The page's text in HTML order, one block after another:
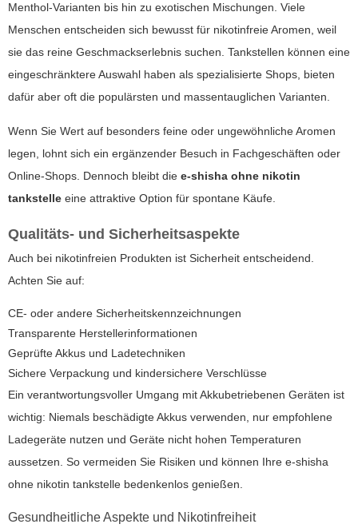
Menthol-Varianten bis hin zu exotischen Mischungen. Viele
Menschen entscheiden sich bewusst für nikotinfreie Aromen, weil
sie das reine Geschmackserlebnis suchen. Tankstellen können eine
eingeschränktere Auswahl haben als spezialisierte Shops, bieten
dafür aber oft die populärsten und massentauglichen Varianten.
Wenn Sie Wert auf besonders feine oder ungewöhnliche Aromen
legen, lohnt sich ein ergänzender Besuch in Fachgeschäften oder
Online-Shops. Dennoch bleibt die e-shisha ohne nikotin
tankstelle eine attraktive Option für spontane Käufe.
Qualitäts- und Sicherheitsaspekte
Auch bei nikotinfreien Produkten ist Sicherheit entscheidend.
Achten Sie auf:
CE- oder andere Sicherheitskennzeichnungen
Transparente Herstellerinformationen
Geprüfte Akkus und Ladetechniken
Sichere Verpackung und kindersichere Verschlüsse
Ein verantwortungsvoller Umgang mit Akkubetriebenen Geräten ist
wichtig: Niemals beschädigte Akkus verwenden, nur empfohlene
Ladegeräte nutzen und Geräte nicht hohen Temperaturen
aussetzen. So vermeiden Sie Risiken und können Ihre e-shisha
ohne nikotin tankstelle bedenkenlos genießen.
Gesundheitliche Aspekte und Nikotinfreiheit